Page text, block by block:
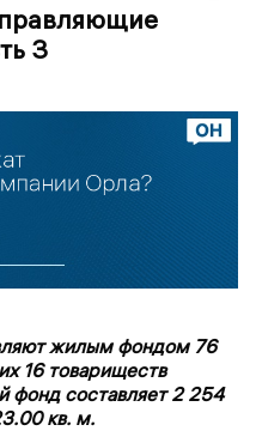
3
жилым фондом 76
16 товариществ
фонд составляет 2 254
кв. м.